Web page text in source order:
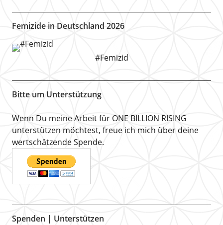
Femizide in Deutschland 2026
#Femizid
Bitte um Unterstützung
Wenn Du meine Arbeit für ONE BILLION RISING
unterstützen möchtest, freue ich mich über deine
wertschätzende Spende.
Spenden | Unterstützen